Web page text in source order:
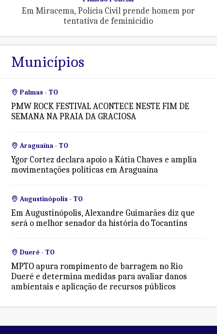
Em Miracema, Polícia Civil prende homem por
tentativa de feminicídio
Municípios
Palmas - TO
PMW ROCK FESTIVAL ACONTECE NESTE FIM DE
SEMANA NA PRAIA DA GRACIOSA
Araguaína - TO
Ygor Cortez declara apoio a Kátia Chaves e amplia
movimentações políticas em Araguaína
Augustinópolis - TO
Em Augustinópolis, Alexandre Guimarães diz que
será o melhor senador da história do Tocantins
Dueré - TO
MPTO apura rompimento de barragem no Rio
Dueré e determina medidas para avaliar danos
ambientais e aplicação de recursos públicos